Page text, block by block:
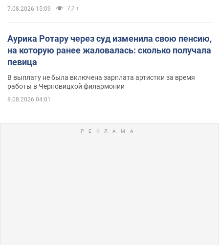
7.08.2026 15:09 7,2 т.
Аурика Ротару через суд изменила свою пенсию,
на которую ранее жаловалась: сколько получала
певица
В выплату не была включена зарплата артистки за время
работы в Черновицкой филармонии
8.08.2026 04:01